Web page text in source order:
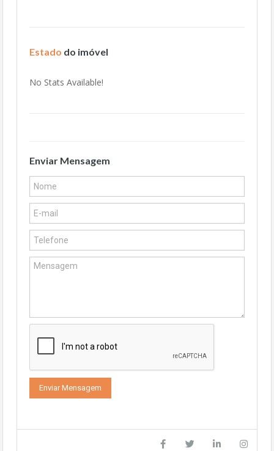
Estado do imóvel
No Stats Available!
Enviar Mensagem